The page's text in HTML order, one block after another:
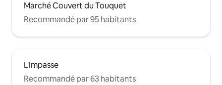
Marché Couvert du Touquet
Recommandé par 95 habitants
L'Impasse
Recommandé par 63 habitants